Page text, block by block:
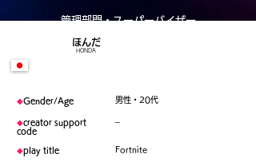
管理部門・スーパーバイザー
ほんだ
HONDA
◆Gender/Age
◆creator support
code
◆play title
男性・20代
–
Fortnite